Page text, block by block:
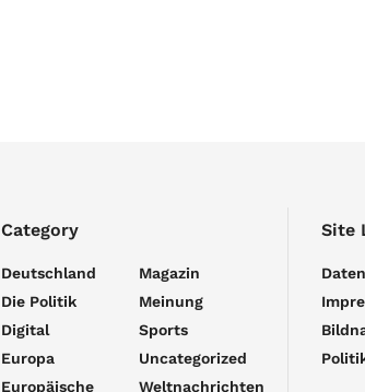
Category
Deutschland
Die Politik
Digital
Europa
Europäische
Magazin
Meinung
Sports
Uncategorized
Weltnachrichten
Site